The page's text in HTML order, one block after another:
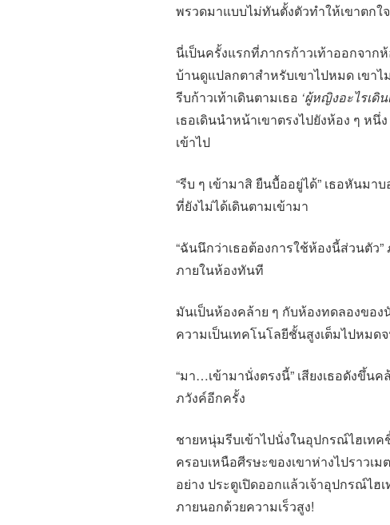
พรวดมาแบบไม่ทันตั้งตัวทำให้เขาตกใ
นี่เป็นครั้งแรกที่ภากรก้าวเท้าออกจาก
บ้านดูแปลกตาสำหรับเขาไปหมด เขาไ
รีบก้าวเท้าเดินตามเธอ ‘ผู้หญิงอะไรเดิ
เธอเดินนำหน้าเขาตรงไปยังห้อง ๆ ห
เข้าไป
“รีบ ๆ เข้ามาสิ ยืนบื้ออยู่ได้” เธอหันม
ที่ยังไม่ได้เดินตามเข้ามา
“ฉันนึกว่าเธอต้องการใช้ห้องนี้ส่วนตัว
ภายในห้องทันที
มันเป็นห้องคล้าย ๆ กับห้องทดลองขอ
ความเป็นเทคโนโลยีชั้นสูงเต็มไปหมด
“มา…เข้ามานั่งตรงนี้” เสียงเธอดังขึ้น
ภวังค์อีกครั้ง
ชายหนุ่มรีบเข้าไปนั่งในอุปกรณ์ไฮเท
ครอบเหนือศีรษะของเขาห่างไปราวเม
อย่าง ประตูเปิดออกแล้วเจ้าอุปกรณ์ไ
ภายนอกด้วยความเร็วสูง!